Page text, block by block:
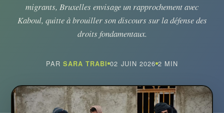
Nous soutenir
Journalistes
migrants, Bruxelles envisage un rapprochement avec
Kaboul, quitte à brouiller son discours sur la défense des
droits fondamentaux.
PARSARA TRABI 02 JUIN 2026 2 MIN